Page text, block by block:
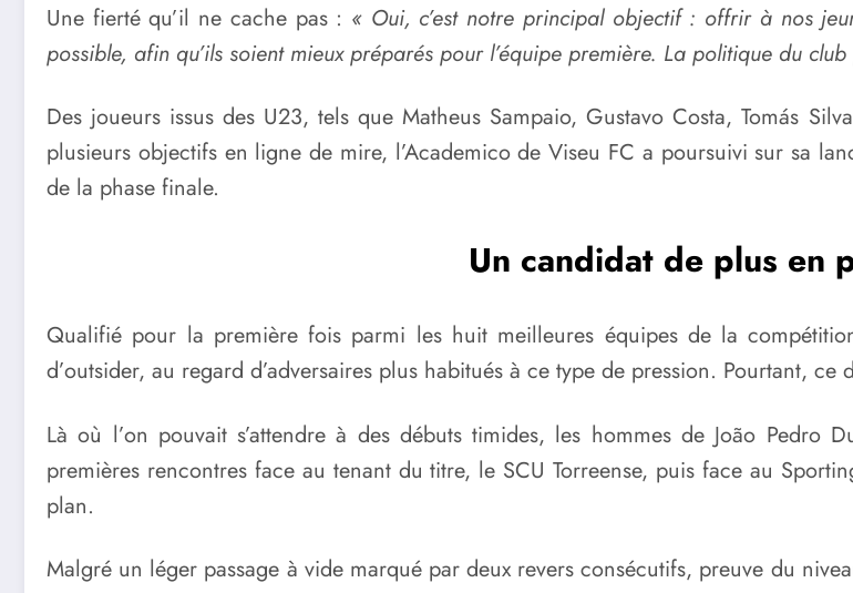
Une fierté qu’il ne cache pas : « Oui, c’est notre principal objectif : offrir à nos
possible, afin qu’ils soient mieux préparés pour l’équipe première. La politique du
Des joueurs issus des U23, tels que Matheus Sampaio, Gustavo Costa, Tomás
plusieurs objectifs en ligne de mire, l’Academico de Viseu FC a poursuivi sur sa
de la phase finale.
Un candidat de plus en
Qualifié pour la première fois parmi les huit meilleures équipes de la
d’outsider, au regard d’adversaires plus habitués à ce type de pression. Pourtant, ce
Là où l’on pouvait s’attendre à des débuts timides, les hommes de João Pedro
premières rencontres face au tenant du titre, le SCU Torreense, puis face au
plan.
Malgré un léger passage à vide marqué par deux revers consécutifs, preuve du